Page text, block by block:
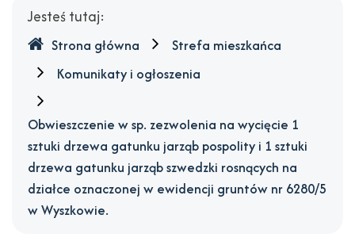
jarząb
szwedzki
rosnących
działce
oznaczonej
Gdzie
jesteśmy
Jesteś tutaj:
Strona główna
Strefa mieszkańca
Komunikaty i ogłoszenia
Obwieszczenie w sp. zezwolenia na wycięcie 1
sztuki drzewa gatunku jarząb pospolity i 1 sztuki
drzewa gatunku jarząb szwedzki rosnących na
działce oznaczonej w ewidencji gruntów nr 6280/5
w Wyszkowie.